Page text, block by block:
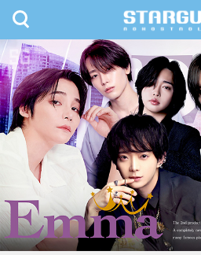
九州・沖縄 北海道・東北
toggle
navigation